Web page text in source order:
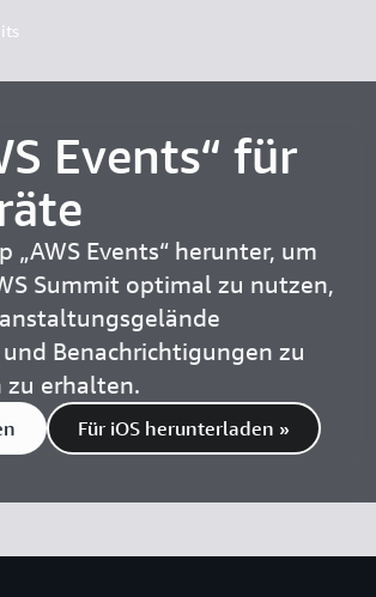
Events“ für
„AWS Events“ herunter, um
Summit optimal zu nutzen,
Benachrichtigungen zu
zu erhalten.
Für iOS herunterladen »